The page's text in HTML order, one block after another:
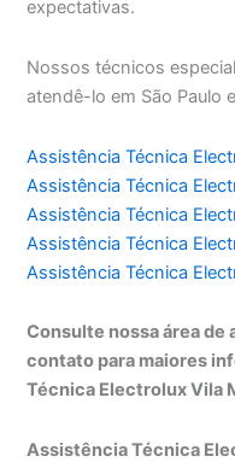
expectativas.
Nossos técnicos
atendê-lo em São Paulo
Assistência Técnica
Assistência Técnica
Assistência Técnica
Assistência Técnica
Assistência Técnica
Consulte nossa área
contato para maiores
Técnica Electrolux Vila
Assistência Técnica